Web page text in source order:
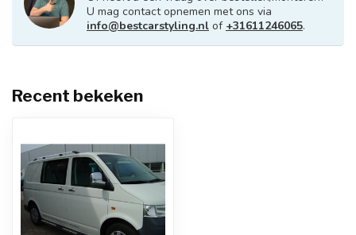
U mag contact opnemen met ons via
info@bestcarstyling.nl of +31611246065.
Recent bekeken